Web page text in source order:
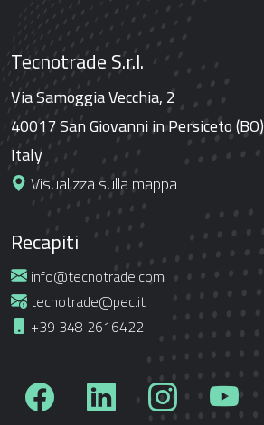
Tecnotrade S.r.l.
Via Samoggia Vecchia, 2
40017 San Giovanni in Persiceto (BO)
Italy
Visualizza sulla mappa
Recapiti
info@tecnotrade.com
tecnotrade@pec.it
+39 348 2616422